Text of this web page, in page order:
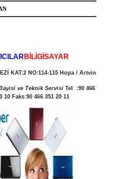
B İLİGİSAYAR
KAT:2 NO:114-115 Hopa / Artvin
ve Teknik Servisi Tel :90 466
10 Faks:90 466 351 20 11